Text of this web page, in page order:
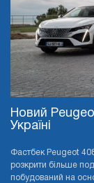
Новий
Україні
Фастбек Peugeot
розкрити більше
побудований на